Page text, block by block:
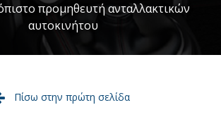
προμηθευτή ανταλλακτικών
αυτοκινήτου
Πίσω στην πρώτη σελίδα